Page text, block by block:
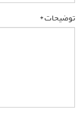
توضیحات *